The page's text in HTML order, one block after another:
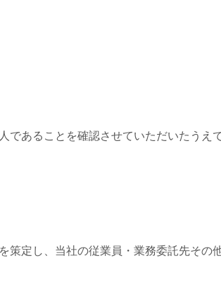
あることを確認させていただいたうえ
定し、当社の従業員・業務委託先その